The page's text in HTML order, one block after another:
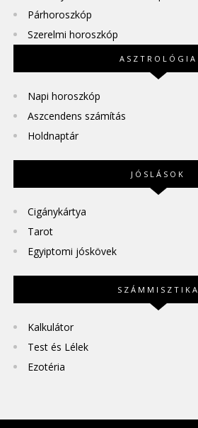
Párhoroszkóp
Szerelmi horoszkóp
ASZTROLÓGIA
Napi horoszkóp
Aszcendens számítás
Holdnaptár
JÓSLÁSOK
Cigánykártya
Tarot
Egyiptomi jóskövek
SZÁMMISZTIKA
Kalkulátor
Test és Lélek
Ezotéria